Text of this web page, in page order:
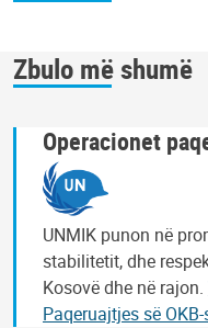
Zbulo më shumë
Operacionet
UNMIK punon në
stabilitetit, dhe
Kosovë dhe në rajon.
Paqeruajtjes së OKB-